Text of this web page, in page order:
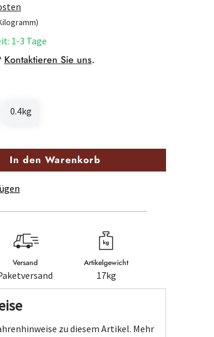
1-3 Tage
Kontaktieren Sie uns.
0.4kg
In den Warenkorb
Versand Artikelgewicht
17kg
zu diesem Artikel. Mehr